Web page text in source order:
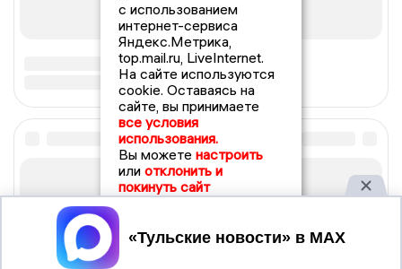
с использованием
интернет-сервиса
Яндекс.Метрика,
top.mail.ru, LiveInternet.
На сайте используются
cookie. Оставаясь на
сайте, вы принимаете
все условия
использования.
Вы можете настроить
или отклонить и
покинуть сайт
Принять